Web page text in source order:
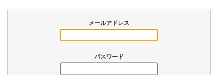
メールアドレス
パスワード